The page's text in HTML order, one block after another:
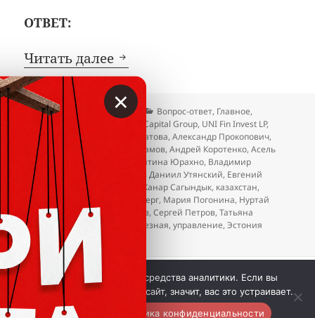
ОТВЕТ:
Читать далее Uni Capital Group:
Опубликовано
19.11.2020 Автор
Вкладер Рубрики
Вопрос-ответ, Главное,
Лохотроны
Отзывы Метки
Uni Capital Group, UNI Fin Invest LP,
UniTechnology OU
Айнур Канатова,Александр Прокопович,
Алия Каткенова
Андрей Абрамов,Андрей Коротенко,Асель
Мусралиева
Беларусь Валентина Юрахно, Владимир
Петракин
Владислав Савчук ,Даниил Утянский, Евгений
Потинга
Евгений Потынга Жанар Сагындык, казахстан,
криптокошелёк, Лилия Лимберг, Мария Погонина, Нуртай
Батыргалиев,Руслан Идрисов,Сергей Петров,Татьяна
Переходько, Татьяна Подберезная,управление,Эстония
Добавить комментарий
гиперссылкой на сайт vklader.com или
@vklader .
Политика конфиденциальности.
Мы используем куки и средства аналитики. Если вы
продолжите использовать сайт, значит, вас это устраивает.
Хорошо
Политика конфиденциальности
×